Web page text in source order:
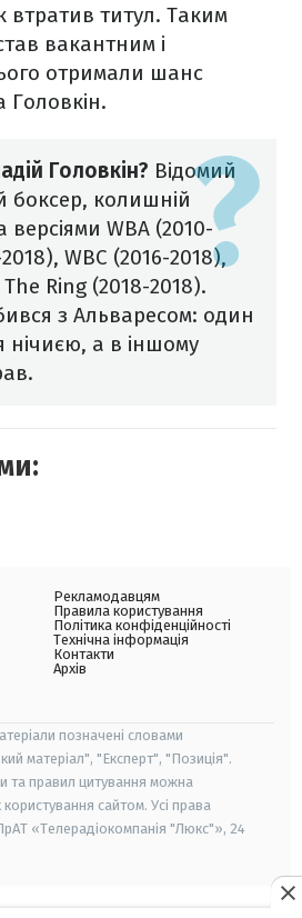
втратив титул. Таким
вакантним і
отримали шанс
Головкін.
Головкін? Відомий
боксер, колишній
версіями WBA (2010-
WBC (2016-2018),
Ring (2018-2018).
з Альваресом: один
нічиєю, а в іншому
Рекламодавцям
Правила користування
Політика конфіденційності
Технічна інформація
Контакти
Архів
позначені словами
матеріал", "Експерт", "Позиція".
та правил цитування можна
сайтом. Усі права
«Телерадіокомпанія "Люкс"», 24